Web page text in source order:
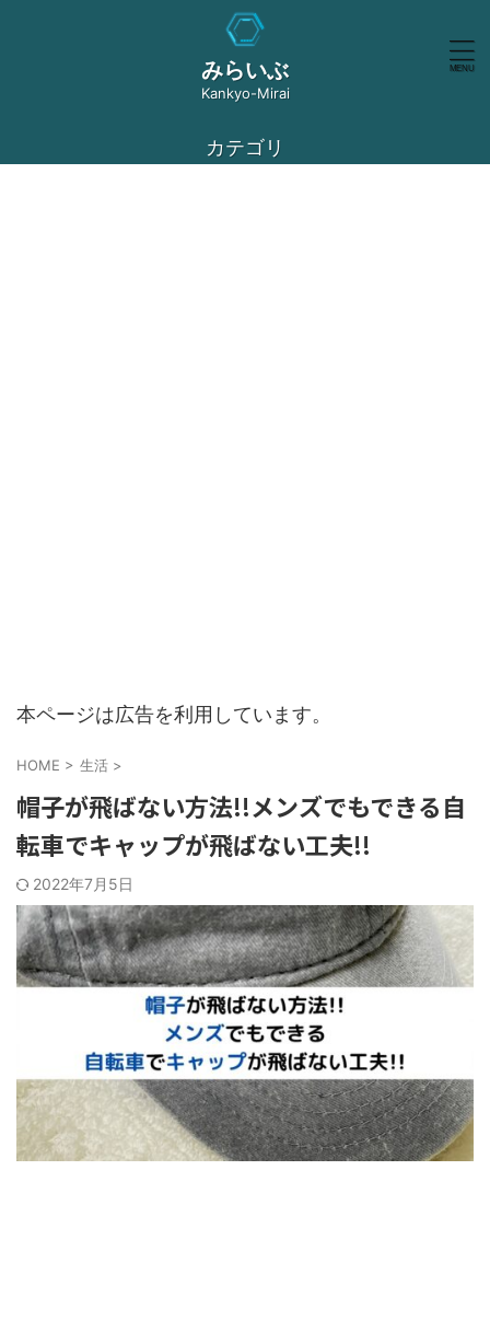
みらいぶ
Kankyo-Mirai
カテゴリ
本ページは広告を利用しています。
HOME > 生活 >
帽子が飛ばない方法!!メンズでもできる自
転車でキャップが飛ばない工夫!!
2022年7月5日